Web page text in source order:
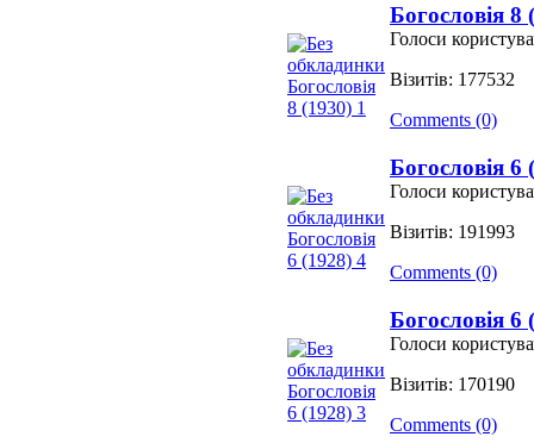
Богословія 8
Голоси
Візитів: 177532
Comments (0)
Богословія 6
Голоси
Візитів: 191993
Comments (0)
Богословія 6
Голоси
Візитів: 170190
Comments (0)